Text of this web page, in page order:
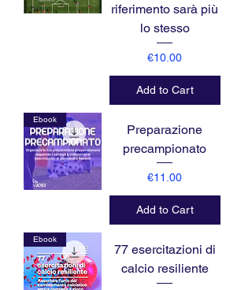
riferimento sarà più
lo stesso
Price
€10.00
Add to Cart
Ebook
Preparazione
precampionato
Price
€11.00
Add to Cart
Ebook
77 esercitazioni di
calcio resiliente